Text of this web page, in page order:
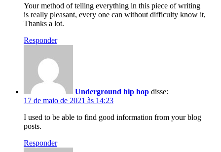
Your method of telling everything in this piece of writing
is really pleasant, every one can without difficulty know it,
Thanks a lot.
Responder
Underground hip hop disse:
17 de maio de 2021 às 14:23
I used to be able to find good information from your blog
posts.
Responder